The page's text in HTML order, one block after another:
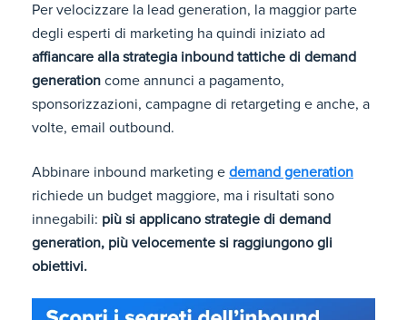
Per velocizzare la lead generation, la maggior parte
degli esperti di marketing ha quindi iniziato ad
affiancare alla strategia inbound tattiche di demand
generation come annunci a pagamento,
sponsorizzazioni, campagne di retargeting e anche, a
volte, email outbound.
Abbinare inbound marketing e demand generation
richiede un budget maggiore, ma i risultati sono
innegabili: più si applicano strategie di demand
generation, più velocemente si raggiungono gli
obiettivi.